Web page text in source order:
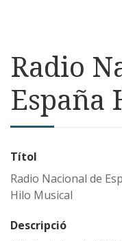
Radio
España
Títol
Radio Nacional de
Hilo Musical
Descripció